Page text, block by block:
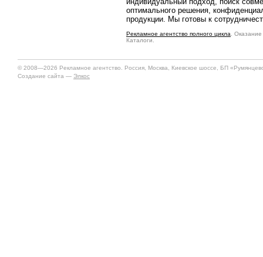
оптимального решения,
продукции. Мы готовы к
Рекламное агентство полного цикла .
Каталоги.
© 2008—2026 Рекламное агентство. Россия, Москва, Киевское шоссе, БП
Создание сайта — Элкос